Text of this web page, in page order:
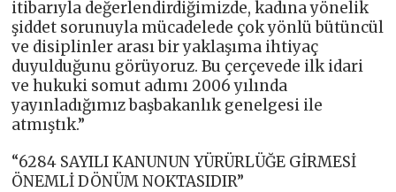
itibarıyla değerlendirdiğimizde, kadına yönelik
şiddet sorunuyla mücadelede çok yönlü bütüncül
ve disiplinler arası bir yaklaşıma ihtiyaç
duyulduğunu görüyoruz. Bu çerçevede ilk idari
ve hukuki somut adımı 2006 yılında
yayınladığımız başbakanlık genelgesi ile
atmıştık.”
“6284 SAYILI KANUNUN YÜRÜRLÜĞE GİRMESİ
ÖNEMLİ DÖNÜM NOKTASIDIR”